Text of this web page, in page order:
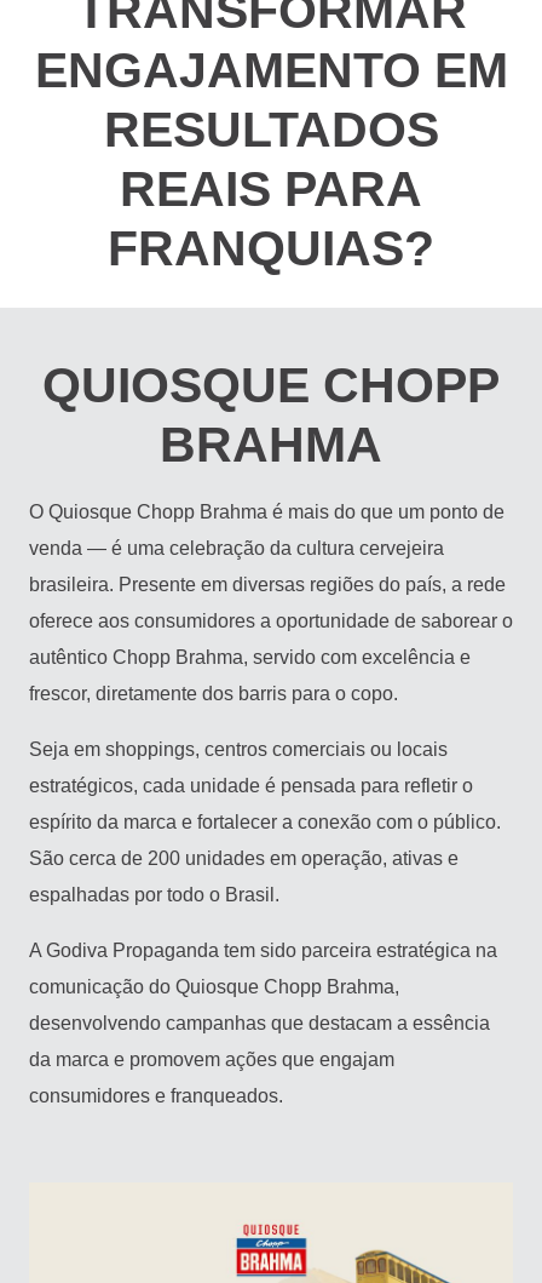
ENGAJAMENTO EM
RESULTADOS
REAIS PARA
FRANQUIAS?
QUIOSQUE CHOPP
BRAHMA
O Quiosque Chopp Brahma é mais do que um ponto de
venda — é uma celebração da cultura cervejeira
brasileira. Presente em diversas regiões do país, a rede
oferece aos consumidores a oportunidade de saborear o
autêntico Chopp Brahma, servido com excelência e
frescor, diretamente dos barris para o copo.
Seja em shoppings, centros comerciais ou locais
estratégicos, cada unidade é pensada para refletir o
espírito da marca e fortalecer a conexão com o público.
São cerca de 200 unidades em operação, ativas e
espalhadas por todo o Brasil.
A Godiva Propaganda tem sido parceira estratégica na
comunicação do Quiosque Chopp Brahma,
desenvolvendo campanhas que destacam a essência
da marca e promovem ações que engajam
consumidores e franqueados.